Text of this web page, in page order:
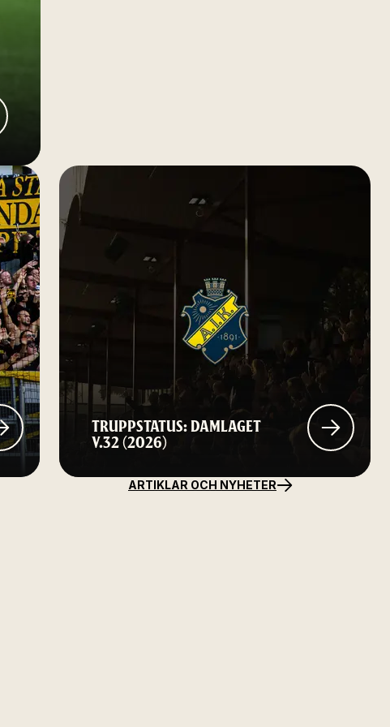
TRUPPSTATUS: DAMLAGET
V.32 (2026)
ARTIKLAR OCH NYHETER